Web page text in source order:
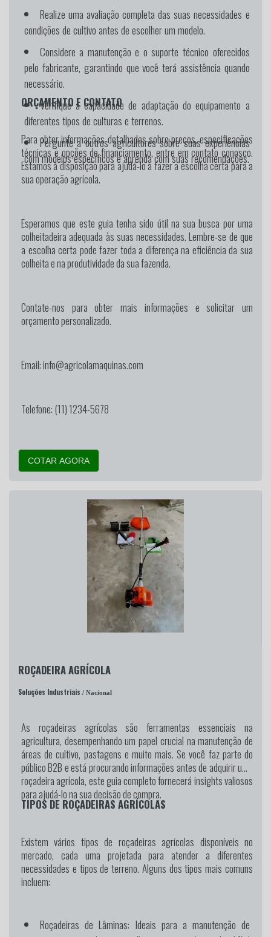
Realize uma avaliação completa das suas necessidades e
condições de cultivo antes de escolher um modelo.
Considere a manutenção e o suporte técnico oferecidos
pelo fabricante, garantindo que você terá assistência quando
necessário.
Verifique a capacidade de adaptação do equipamento a
diferentes tipos de culturas e terrenos.
Pergunte a outros agricultores sobre suas experiências
com modelos específicos e aprenda com suas recomendações.
ORÇAMENTO E CONTATO
Para obter informações detalhadas sobre preços, especificações
técnicas e opções de financiamento, entre em contato conosco.
Estamos à disposição para ajudá-lo a fazer a escolha certa para a
sua operação agrícola.
Esperamos que este guia tenha sido útil na sua busca por uma
colheitadeira adequada às suas necessidades. Lembre-se de que
a escolha certa pode fazer toda a diferença na eficiência da sua
colheita e na produtividade da sua fazenda.
Contate-nos para obter mais informações e solicitar um
orçamento personalizado.
Email: info@agricolamaquinas.com
Telefone: (11) 1234-5678
COTAR AGORA
ROÇADEIRA AGRÍCOLA
Soluções Industriais / Nacional
As roçadeiras agrícolas são ferramentas essenciais na
agricultura, desempenhando um papel crucial na manutenção de
áreas de cultivo, pastagens e muito mais. Se você faz parte do
público B2B e está procurando informações antes de adquirir uma
roçadeira agrícola, este guia completo fornecerá insights valiosos
para ajudá-lo na sua decisão de compra.
TIPOS DE ROÇADEIRAS AGRÍCOLAS
Existem vários tipos de roçadeiras agrícolas disponíveis no
mercado, cada uma projetada para atender a diferentes
necessidades e tipos de terreno. Alguns dos tipos mais comuns
incluem:
Roçadeiras de Lâminas: Ideais para a manutenção de